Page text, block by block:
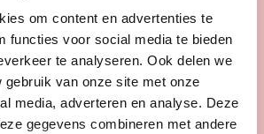
om content en advertenties te
functies voor social media te bieden
te analyseren. Ook delen we
gebruik van onze site met onze
media, adverteren en analyse. Deze
gegevens combineren met andere